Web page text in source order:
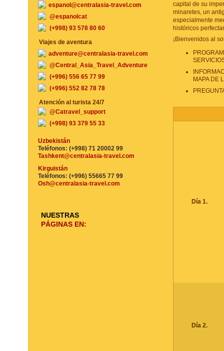
capital de su
minaretes, un
especialmente
históricos
¡Bienvenidos al
MAPA DE
Día 1.
Día 2.
espanol@centralasia-travel.com
@espanolcat
(+998) 93 578 80 60
Viajes de aventura
adventure@centralasia-travel.com
@Central_Asia_Travel_Adventure
(+996) 556 65 77 99
(+996) 552 82 78 78
Atención al turista 24/7
@Catravel_support
(+998) 93 379 55 33
Uzbekistán
Teléfonos: (+998) 71 20002 99
Tashkent@centralasia-travel.com
Kirguistán
Teléfonos: (+996) 55665 77 99
Osh@centralasia-travel.com
NUESTRAS
PÁGINAS EN: